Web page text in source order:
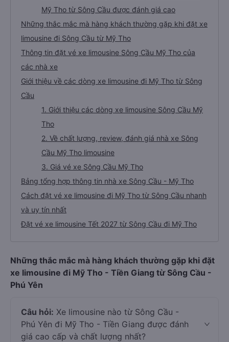
Mỹ Tho từ Sông Cầu được đánh giá cao
Những thắc mắc mà hàng khách thường gặp khi đặt xe
limousine đi Sông Cầu từ Mỹ Tho
Thông tin đặt vé xe limousine Sông Cầu Mỹ Tho của
các nhà xe
Giới thiệu về các dòng xe limousine đi Mỹ Tho từ Sông
Cầu
1. Giới thiệu các dòng xe limousine Sông Cầu Mỹ
Tho
2. Về chất lượng, review, đánh giá nhà xe Sông
Cầu Mỹ Tho limousine
3. Giá vé xe Sông Cầu Mỹ Tho
Bảng tổng hợp thông tin nhà xe Sông Cầu - Mỹ Tho
Cách đặt vé xe limousine đi Mỹ Tho từ Sông Cầu nhanh
và uy tín nhất
Đặt vé xe limousine Tết 2027 từ Sông Cầu đi Mỹ Tho
Những thắc mắc mà hàng khách thường gặp khi đặt
xe limousine đi Mỹ Tho - Tiền Giang từ Sông Cầu -
Phú Yên
Câu hỏi: Xe limousine nào từ Sông Cầu -
Phú Yên đi Mỹ Tho - Tiền Giang được đánh
giá cao cấp và chất lượng nhất?